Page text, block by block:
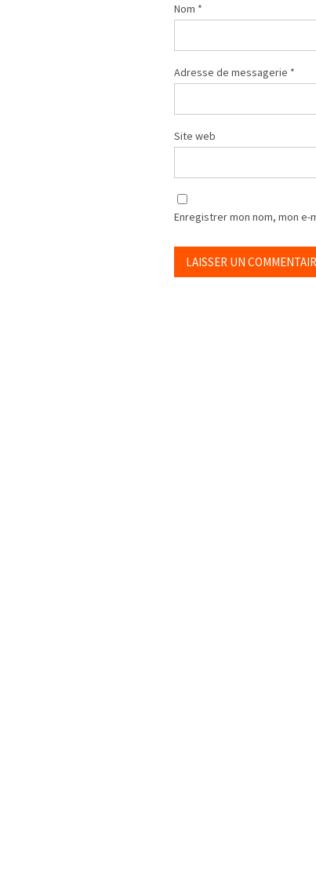
Nom *
Adresse de messagerie *
Site web
Enregistrer mon nom, mon